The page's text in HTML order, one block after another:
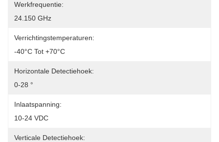
Werkfrequentie:
24.150 GHz
Verrichtingstemperaturen:
-40°C Tot +70°C
Horizontale Detectiehoek:
0-28 °
Inlaatspanning:
10-24 VDC
Verticale Detectiehoek: